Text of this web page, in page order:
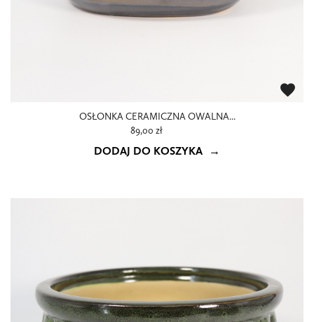
OSŁONKA CERAMICZNA OWALNA...
89,00 zł
favorite
DODAJ DO KOSZYKA